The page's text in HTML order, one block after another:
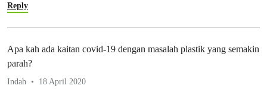
Reply
Apa kah ada kaitan covid-19 dengan masalah plastik yang semakin
parah?
Indah 18 April 2020